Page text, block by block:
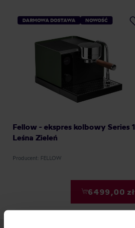
DARMOWA DOSTAWA NOWOŚĆ
Fellow - ekspres kolbowy Series 1
Leśna Zieleń
Producent: FELLOW
6499,00 zł